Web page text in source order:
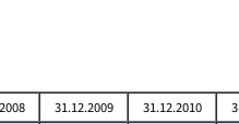
31.12.2009 31.12.2010